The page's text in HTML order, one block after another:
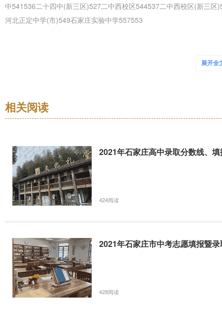
中541536二十四中(新三区)527二中西校区544537二中西校区(新三
河北正定中学(市)549石家庄实验中学557553
城区（含新华区、桥西区、长安区、裕华区、高新区）所有考生；主
学院科类专业名称省份专业类别省控线最高分最低分平均分理学院
历史文化学院历史文化产业管理湖北普通类历史文化学院物理文化
理科学湖北师范类.6
院理工信息与计算科学安徽普通类.4体育学院体育（不分文理）社
文理）体育教育安徽师范类152.05160.92160.36160.7资环学院文史
2021年石家庄学院高考招生河南省分专业录取分数线
展开全
相关阅读
2021年石家庄高中录取分数线、
424阅读
2021年石家庄市中考志愿填报暨
428阅读